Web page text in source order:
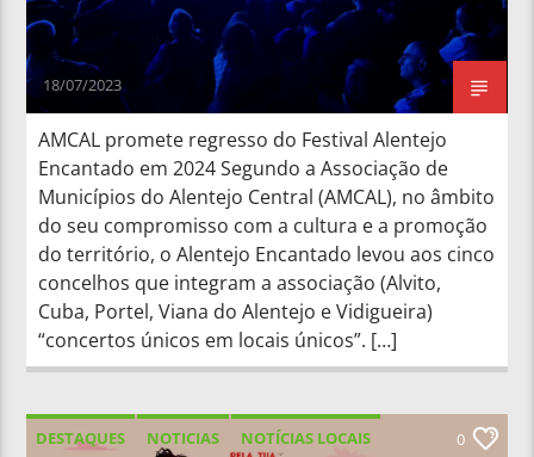
18/07/2023
AMCAL promete regresso do Festival Alentejo
Encantado em 2024 Segundo a Associação de
Municípios do Alentejo Central (AMCAL), no âmbito
do seu compromisso com a cultura e a promoção
do território, o Alentejo Encantado levou aos cinco
concelhos que integram a associação (Alvito,
Cuba, Portel, Viana do Alentejo e Vidigueira)
“concertos únicos em locais únicos”. […]
DESTAQUES NOTICIAS
NOTÍCIAS LOCAIS
0